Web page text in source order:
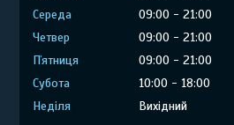
Середа
09:00
21:00
Четвер
09:00
21:00
Пʼятниця
09:00
21:00
Субота
10:00
18:00
Неділя
Вихідний